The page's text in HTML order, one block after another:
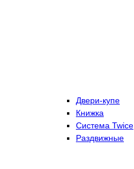
Двери-купе
Книжка
Система Twice
Раздвижные